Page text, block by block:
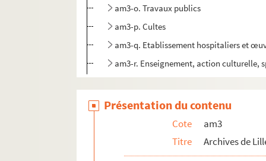
am3-o. Travaux publics
am3-p. Cultes
am3-q. Etablissement hospitaliers et
am3-r. Enseignement, action culturelle,
Présentation du contenu
Cote
am3
Titre
Archives de